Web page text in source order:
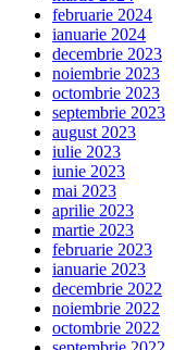
februarie 2024
ianuarie 2024
decembrie 2023
noiembrie 2023
octombrie 2023
septembrie 2023
august 2023
iulie 2023
iunie 2023
mai 2023
aprilie 2023
martie 2023
februarie 2023
ianuarie 2023
decembrie 2022
noiembrie 2022
octombrie 2022